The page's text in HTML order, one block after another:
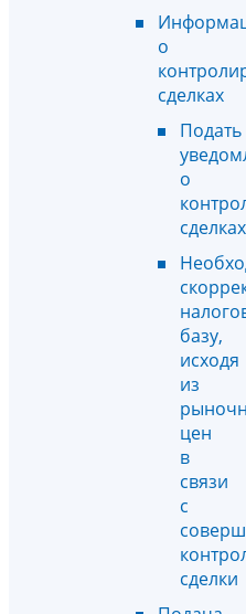
о
сделках
Подать
о
сделках
базу,
исходя
из
цен
в
связи
с
сделки